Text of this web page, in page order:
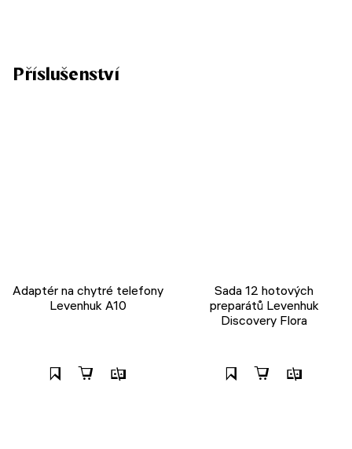
Příslušenství
Adaptér na chytré telefony
Levenhuk A10
Sada 12 hotových
preparátů Levenhuk
Discovery Flora